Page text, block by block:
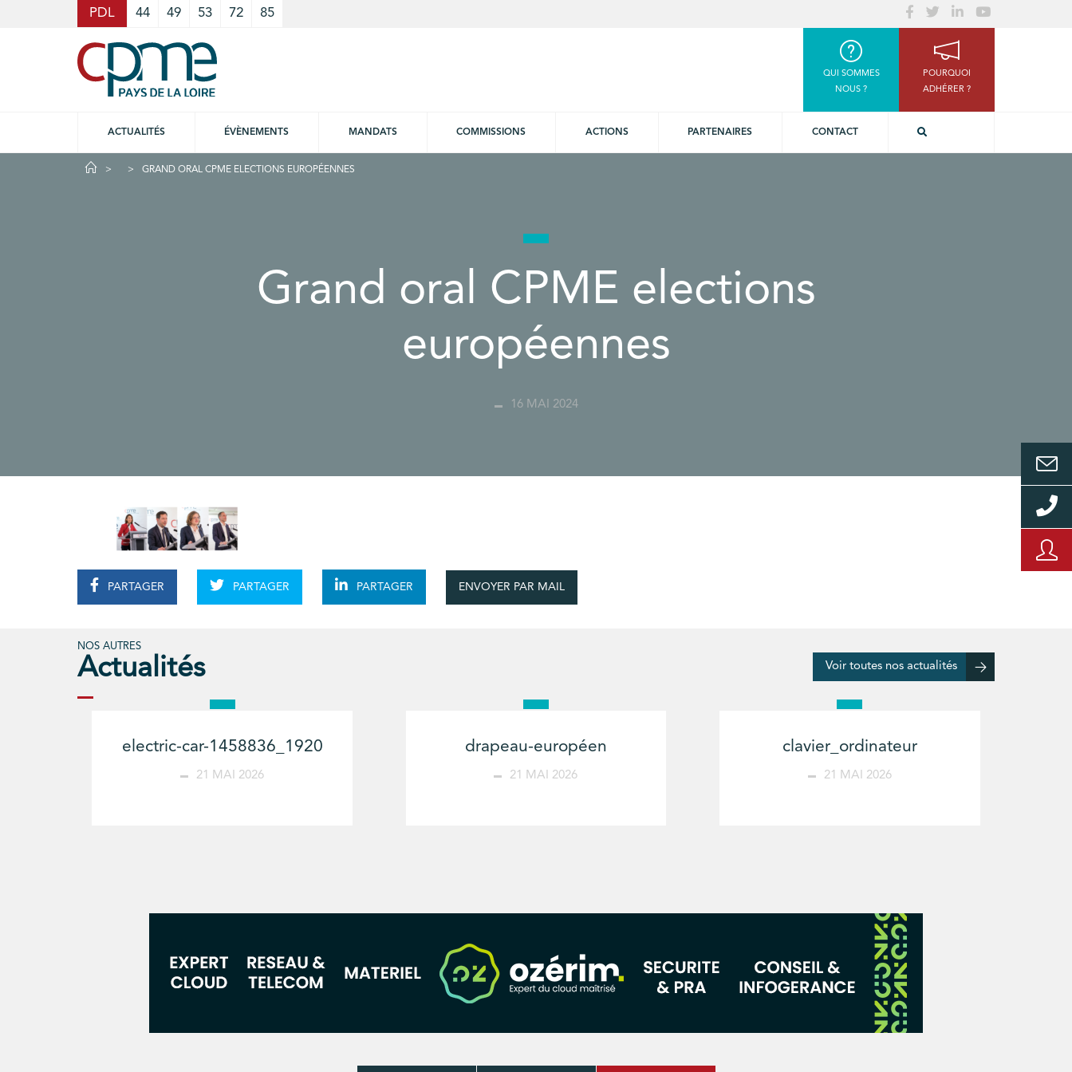
PDL 44 49 53 72 85
QUI SOMMES
NOUS ?
POURQUOI
ADHÉRER ?
ACTUALITÉS ÉVÈNEMENTS MANDATS COMMISSIONS ACTIONS PARTENAIRES CONTACT
GRAND ORAL CPME ELECTIONS EUROPÉENNES
Grand oral CPME elections
européennes
16 MAI 2024
PARTAGER PARTAGER PARTAGER ENVOYER PAR MAIL
NOS AUTRES
Actualités Voir toutes nos actualités
electric-car-1458836_1920
21 MAI 2026
drapeau-européen
21 MAI 2026
clavier_ordinateur
21 MAI 2026
Cookies management panel